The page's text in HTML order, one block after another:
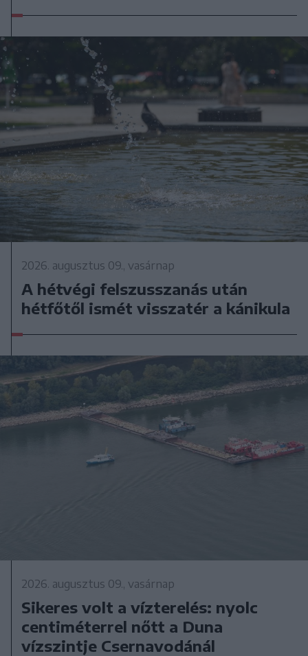
2026. augusztus 09., vasárnap
A hétvégi felszusszanás után
hétfőtől ismét visszatér a kánikula
2026. augusztus 09., vasárnap
Sikeres volt a vízterelés: nyolc
centiméterrel nőtt a Duna
vízszintje Csernavodánál